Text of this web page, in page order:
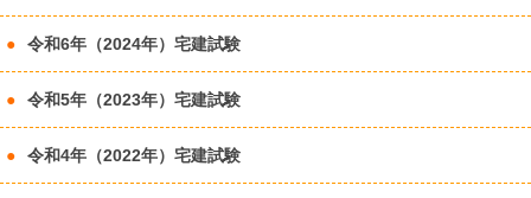
令和6年（2024年）宅建試験
令和5年（2023年）宅建試験
令和4年（2022年）宅建試験